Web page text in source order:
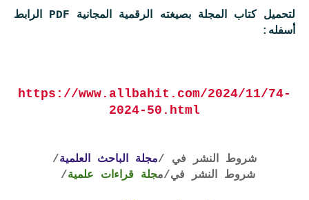
لتحميل كتاب المجلة بصيغته الرقمية المجانية PDF الرابط
أسفله:
https://www.allbahit.com/2024/11/74-
2024-50.html
شروط النشر في /مجلة الباحث العلمية/
شروط النشر في/مجلة قراءات علمية/